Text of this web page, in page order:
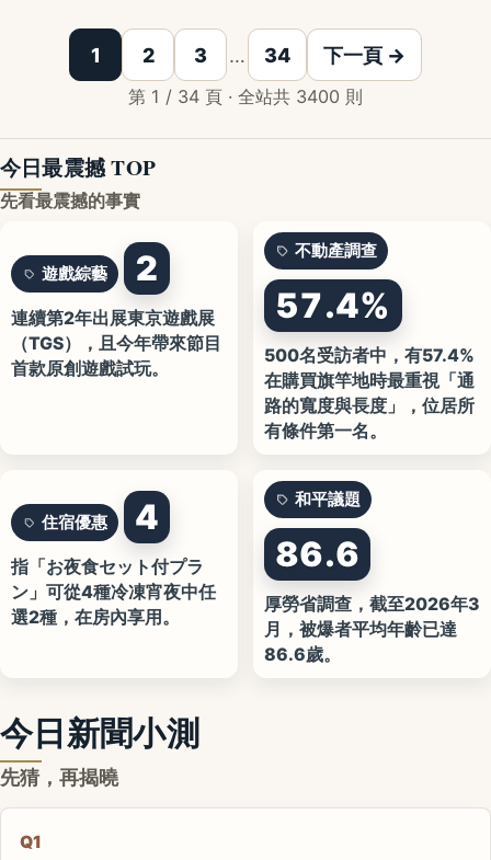
1 2 3 … 34 下一頁 →
第 1 / 34 頁 · 全站共 3400 則
今日最震撼 TOP
先看最震撼的事實
遊戲綜藝 2
連續第2年出展東京遊戲展
（TGS），且今年帶來節目
首款原創遊戲試玩。
不動產調查
57.4%
500名受訪者中，有57.4%
在購買旗竿地時最重視「通
路的寬度與長度」，位居所
有條件第一名。
住宿優惠 4
指「お夜食セット付プラ
ン」可從4種冷凍宵夜中任
選2種，在房內享用。
和平議題
86.6
厚勞省調查，截至2026年3
月，被爆者平均年齡已達
86.6歲。
今日新聞小測
先猜，再揭曉
Q1